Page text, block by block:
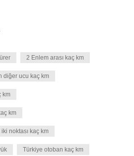
2 Enlem arası kaç km
diğer ucu kaç km
km
km
noktası kaç km
Türkiye otoban kaç km